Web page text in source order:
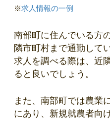
※求人情報の一例
南部町に住んでいる方
隣市町村まで通勤して
求人を調べる際は、近
ると良いでしょう。
また、南部町では農業
にあり、新規就農者向